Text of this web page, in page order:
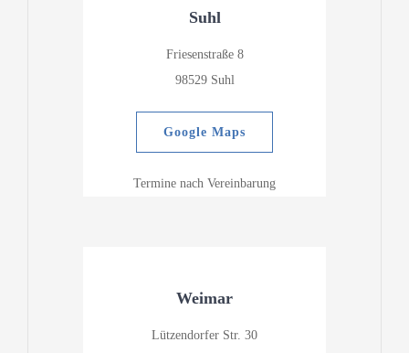
Suhl
Friesenstraße 8
98529 Suhl
Google Maps
Termine nach Vereinbarung
Weimar
Lützendorfer Str. 30